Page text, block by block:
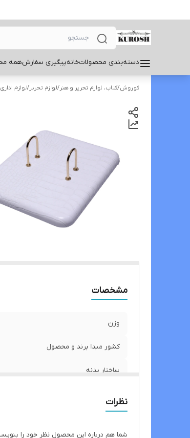
دسته‌بندی محصولاتخانهپیگیری سفارشهمه
کوروش/کتاب، لوازم تحریر و هنر/لوازم تحریر/لوازم اداری
مشخصات
وزن
کشور مبدا برند و محصول
ساختار بدنه
نظرات
شما هم درباره این محصول نظر خود را